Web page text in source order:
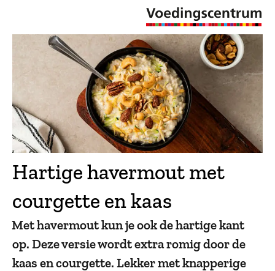
Hartige havermout met
courgette en kaas
Met havermout kun je ook de hartige kant
op. Deze versie wordt extra romig door de
kaas en courgette. Lekker met knapperige